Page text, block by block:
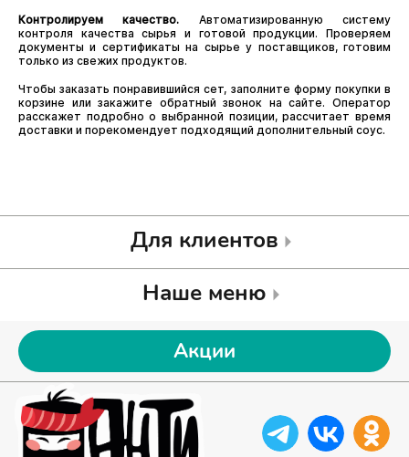
Контролируем качество. Автоматизированную систему
контроля качества сырья и готовой продукции. Проверяем
документы и сертификаты на сырье у поставщиков, готовим
только из свежих продуктов.
Чтобы заказать понравившийся сет, заполните форму покупки в
корзине или закажите обратный звонок на сайте. Оператор
расскажет подробно о выбранной позиции, рассчитает время
доставки и порекомендует подходящий дополнительный соус.
Для клиентов
Наше меню
Акции